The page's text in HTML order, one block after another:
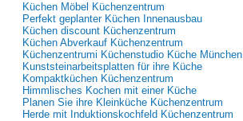
Küchen Möbel Küchenzentrum
Perfekt geplanter Küchen Innenausbau
Küchen discount Küchenzentrum
Küchen Abverkauf Küchenzentrum
Küchenzentrumi Küchenstudio Küche München
Kunststeinarbeitsplatten für ihre Küche
Kompaktküchen Küchenzentrum
Himmlisches Kochen mit einer Küche
Planen Sie ihre Kleinküche Küchenzentrum
Herde mit Induktionskochfeld Küchenzentrum